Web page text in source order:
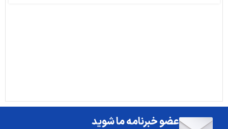
عضو خبرنامه ما شوید